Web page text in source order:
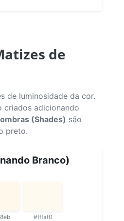
de
de luminosidade da cor.
criados adicionando
(Shades) são
preto.
Branco)
#fffaf0